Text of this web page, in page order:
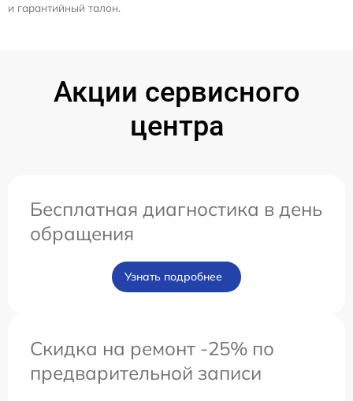
и гарантийный талон.
Акции сервисного
центра
Бесплатная диагностика в день
обращения
Узнать подробнее
Скидка на ремонт -25% по
предварительной записи